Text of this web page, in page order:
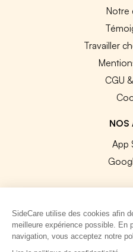
Notre
Travailler
CGU
NOS
App
© 2026 SideCare.
SideCare utilise des cookies afin
meilleure expérience possible. En
navigation, vous acceptez notre